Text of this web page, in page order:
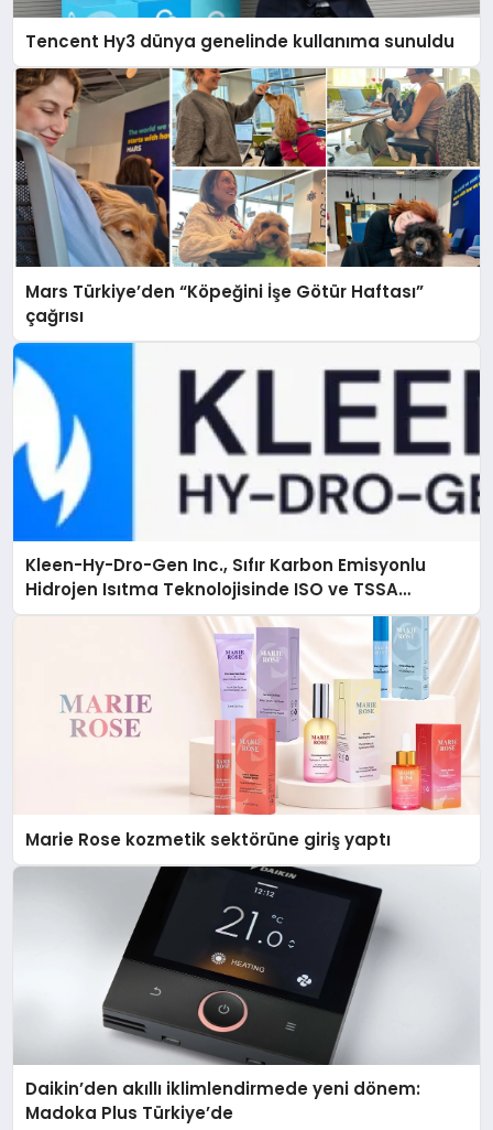
Tencent Hy3 dünya genelinde kullanıma sunuldu
Mars Türkiye’den “Köpeğini İşe Götür Haftası”
çağrısı
Kleen-Hy-Dro-Gen Inc., Sıfır Karbon Emisyonlu
Hidrojen Isıtma Teknolojisinde ISO ve TSSA
Düzenleyici Onaylarını Aldı
Marie Rose kozmetik sektörüne giriş yaptı
Daikin’den akıllı iklimlendirmede yeni dönem:
Madoka Plus Türkiye’de